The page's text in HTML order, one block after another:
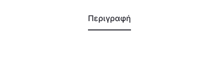
Περιγραφή